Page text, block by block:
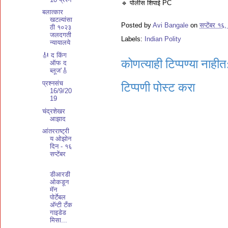
🔹 पोलीस शिपाई PC
Posted by Avi Bangale on सप्टेंबर
Labels: Indian Polity
कोणत्याही टिप्पण्‍या
टिप्पणी पोस्ट करा
बलात्कार
खटल्यांसा
ठी १०२३
जलदगती
न्यायालये
🎻 द किंग
ऑफ द
ब्लूज'🎸
प्रश्नसंच
16/9/20
19
चंद्रशेखर
आझाद
आंतरराष्ट्री
य ओझोन
दिन - १६
सप्टेंबर
डीआरडी
ओकडून
मॅन
पोर्टेबल
अ‍ॅन्टी टँक
गाइडेड
मिसा...